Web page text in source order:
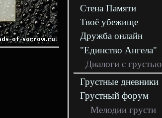
Стена Памяти
Твоё убежище
Дружба онлайн
"Единство Ангела"
Диалоги с грустью
Грустные дневники
Грустный форум
Мелодии грусти